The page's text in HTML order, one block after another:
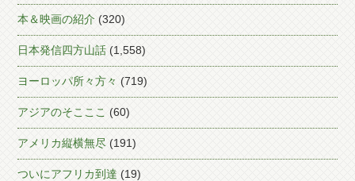
本＆映画の紹介 (320)
日本発信四方山話 (1,558)
ヨーロッパ所々方々 (719)
アジアのそこここ (60)
アメリカ縦横無尽 (191)
ついにアフリカ到達 (19)